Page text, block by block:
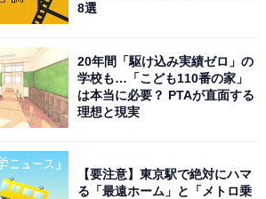
8選
20年間「駆け込み実績ゼロ」の
学校も…「こども110番の家」
は本当に必要？ PTAが直面する
理想と現実
【要注意】東京駅で絶対にハマ
る「最遠ホーム」と「メトロ乗